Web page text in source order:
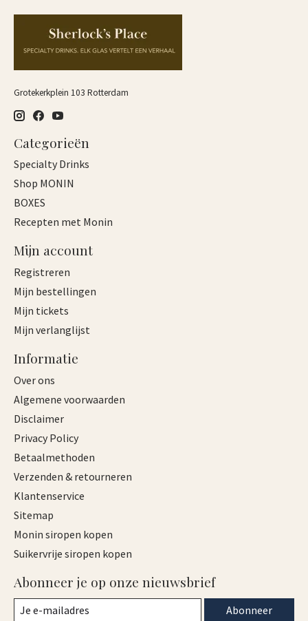
Grotekerkplein 103 Rotterdam
Categorieën
Specialty Drinks
Shop MONIN
BOXES
Recepten met Monin
Mijn account
Registreren
Mijn bestellingen
Mijn tickets
Mijn verlanglijst
Informatie
Over ons
Algemene voorwaarden
Disclaimer
Privacy Policy
Betaalmethoden
Verzenden & retourneren
Klantenservice
Sitemap
Monin siropen kopen
Suikervrije siropen kopen
Abonneer je op onze nieuwsbrief
Abonneer